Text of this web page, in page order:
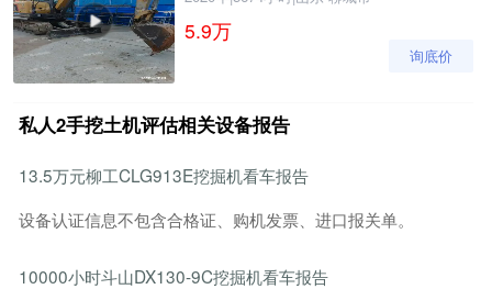
5.9万
询底价
私人2手挖土机评估相关设备报告
13.5万元柳工CLG913E挖掘机看车报告
设备认证信息不包含合格证、购机发票、进口报关单。
10000小时斗山DX130-9C挖掘机看车报告